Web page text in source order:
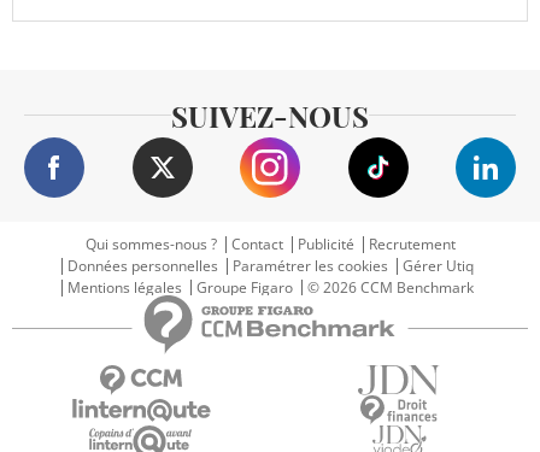
SUIVEZ-NOUS
Qui sommes-nous ? Contact Publicité
Recrutement
Données personnelles
Paramétrer les cookies
Gérer Utiq
Mentions légales
Groupe Figaro © 2026 CCM Benchmark